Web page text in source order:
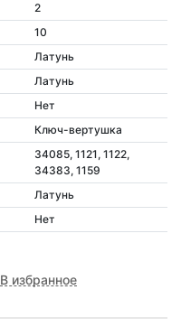
2
10
Латунь
Латунь
Нет
Ключ-вертушка
34085, 1121, 1122,
34383, 1159
Латунь
Нет
В избранное